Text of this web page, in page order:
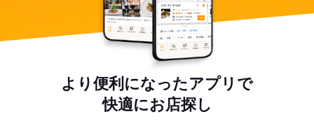
より便利になったアプリで
快適にお店探し